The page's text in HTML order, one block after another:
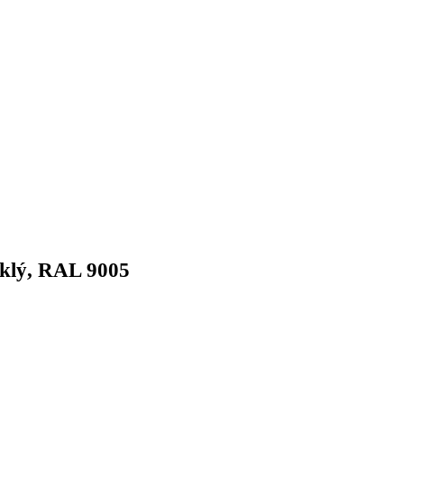
RAL 9005